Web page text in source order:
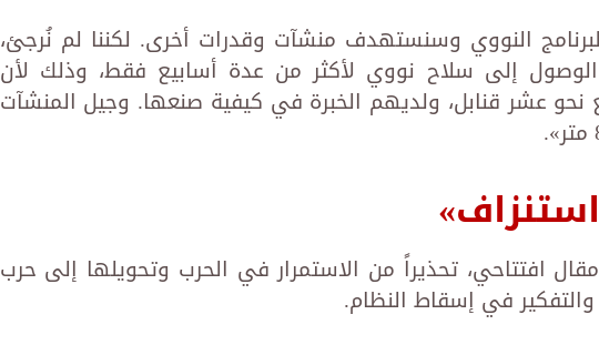
النووي وسنستهدف منشآت وقدرات أخرى. لكننا لم نُرجئ،
إلى سلاح نووي لأكثر من عدة أسابيع فقط، وذلك لأن
نحو عشر قنابل، ولديهم الخبرة في كيفية صنعها. وجيل المنشآت
افتتاحي، تحذيراً من الاستمرار في الحرب وتحويلها إلى حرب
في إسقاط النظام.